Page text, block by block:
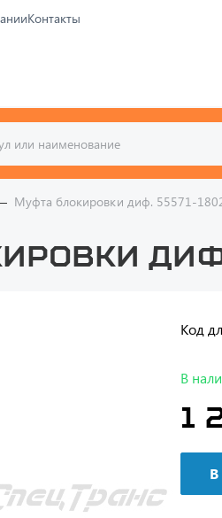
Контакты
Муфта блокировки диф. 55571-
диф.
Код
В
1
В